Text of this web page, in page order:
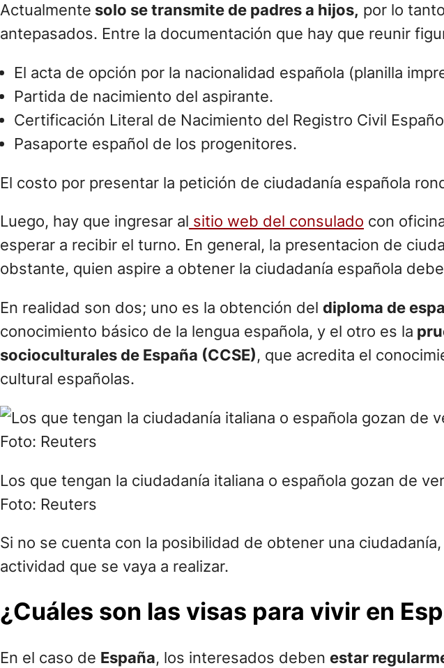
Actualmente solo se transmite de padres a hijos, por lo
antepasados. Entre la documentación que hay que reunir
El acta de opción por la nacionalidad española (planilla
Partida de nacimiento del aspirante.
Certificación Literal de Nacimiento del Registro Civil
Pasaporte español de los progenitores.
El costo por presentar la petición de ciudadanía española
Luego, hay que ingresar al sitio web del consulado con
esperar a recibir el turno. En general, la presentacion de
obstante, quien aspire a obtener la ciudadanía española
En realidad son dos; uno es la obtención del diploma de
conocimiento básico de la lengua española, y el otro es la
socioculturales de España (CCSE), que acredita el
cultural españolas.
Los que tengan la ciudadanía italiana o española gozan de
Foto: Reuters
Si no se cuenta con la posibilidad de obtener una
actividad que se vaya a realizar.
¿Cuáles son las visas para vivir en
En el caso de España, los interesados deben estar